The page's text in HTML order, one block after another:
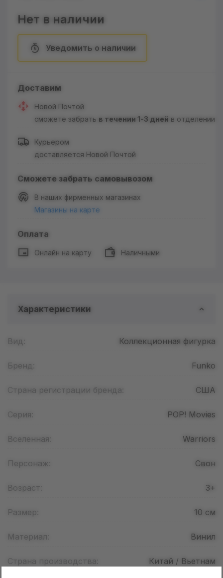
Нет в наличии
Уведомить о наличии
Доставим
Новой Почтой
сможете забрать в течении 1-3 дней в отделении
Курьером
доставляется Новой Почтой
Сможете забрать самовывозом
В наших фирменных магазинах
Магазины на карте
Оплата
Онлайн на карту Наличными
Характеристики
Вид: Коллекционная фигурка
Бренд: Funko
Страна регистрации бренда: США
Серия: POP! Movies
Вселенная: Warriors
Персонаж: Свон
Возраст: 3+
Размер: 10 см
Материал: Винил
Страна производства: Китай / Вьетнам